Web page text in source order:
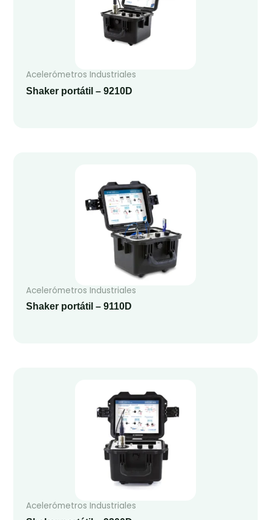
Acelerómetros Industriales
Shaker portátil – 9210D
Acelerómetros Industriales
Shaker portátil – 9110D
Acelerómetros Industriales